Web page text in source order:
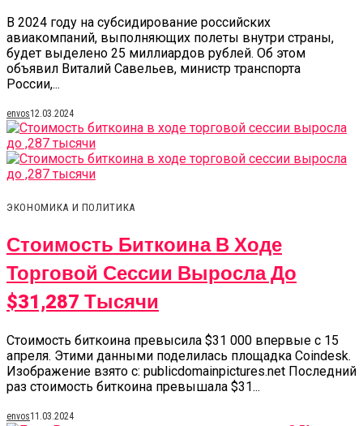
В 2024 году на субсидирование российских
авиакомпаний, выполняющих полеты внутри страны,
будет выделено 25 миллиардов рублей. Об этом
объявил Виталий Савельев, министр транспорта
России,...
envos12.03.2024
ЭКОНОМИКА И ПОЛИТИКА
Стоимость Биткоина В Ходе
Торговой Сессии Выросла До
$31,287 Тысячи
Стоимость биткоина превысила $31 000 впервые с 15
апреля. Этими данными поделилась площадка Coindesk.
Изображение взято с: publicdomainpictures.net Последний
раз стоимость биткоина превышала $31...
envos11.03.2024